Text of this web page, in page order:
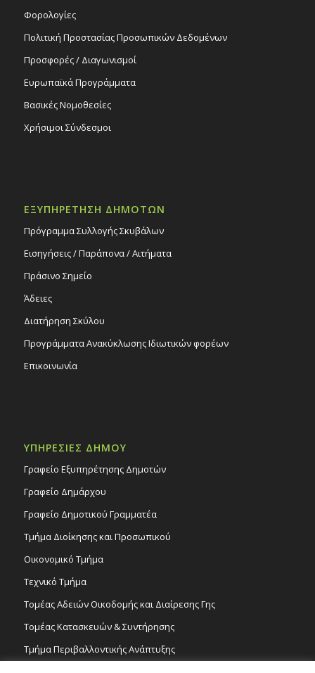
Φορολογίες
Πολιτική Προστασίας Προσωπικών Δεδομένων
Προσφορές / Διαγωνισμοί
Ευρωπαϊκά Προγράμματα
Βασικές Νομοθεσίες
Χρήσιμοι Σύνδεσμοι
ΕΞΥΠΗΡΕΤΗΣΗ ΔΗΜΟΤΩΝ
Πρόγραμμα Συλλογής Σκυβάλων
Εισηγήσεις / Παράπονα / Αιτήματα
Πράσινο Σημείο
Άδειες
Διατήρηση Σκύλου
Προγράμματα Ανακύκλωσης Ιδιωτικών φορέων
Επικοινωνία
ΥΠΗΡΕΣΙΕΣ ΔΗΜΟΥ
Γραφείο Εξυπηρέτησης Δημοτών
Γραφείο Δημάρχου
Γραφείο Δημοτικού Γραμματέα
Τμήμα Διοίκησης και Προσωπικού
Οικονομικό Τμήμα
Τεχνικό Τμήμα
Τομέας Αδειών Οικοδομής και Διαίρεσης Γης
Τομέας Κατασκευών & Συντήρησης
Τμήμα Περιβαλλοντικής Ανάπτυξης